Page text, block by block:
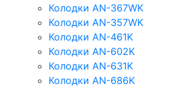
Колодки AN-367WK
Колодки AN-357WK
Колодки AN-461K
Колодки AN-602K
Колодки AN-631K
Колодки AN-686K